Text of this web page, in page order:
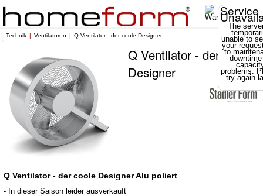
Service
The
unable to
your
to
problems.
try again
Technik Ventilatoren Q Ventilator - der coole Designer
Q Ventilator - der coole
Designer
Q Ventilator - der coole Designer Alu poliert
- In dieser Saison leider ausverkauft